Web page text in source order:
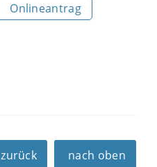
Onlineantrag
zurück nach oben